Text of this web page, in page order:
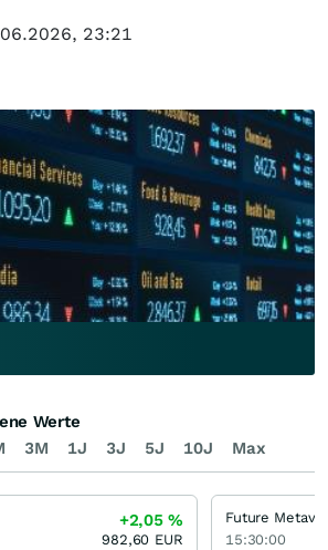
23:21
3M 1J 3J 5J 10J Max
Werte
+2,05%
982,60 EUR 15:30:00